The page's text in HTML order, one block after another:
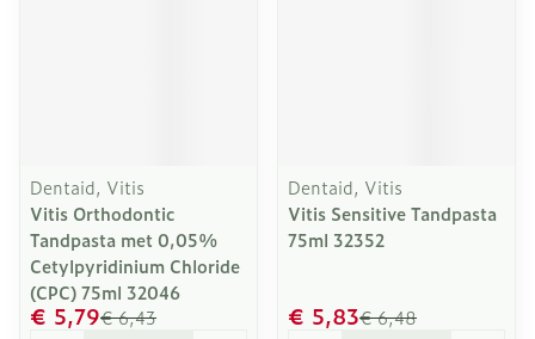
Dentaid, Vitis
Vitis Orthodontic
Tandpasta met 0,05%
Cetylpyridinium Chloride
(CPC) 75ml 32046
€ 6,43
€ 5,79
Dentaid, Vitis
Vitis Sensitive Tandpasta
75ml 32352
€ 6,48
€ 5,83